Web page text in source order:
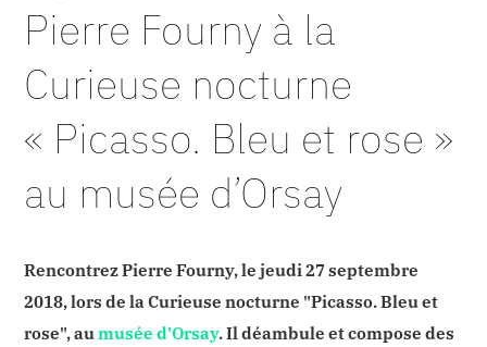
Pierre Fourny à la
Curieuse nocturne
« Picasso. Bleu et rose »
au musée d’Orsay
Rencontrez Pierre Fourny, le jeudi 27 septembre
2018, lors de la Curieuse nocturne "Picasso. Bleu et
rose", aumusée d'Orsay. Il déambule et compose des